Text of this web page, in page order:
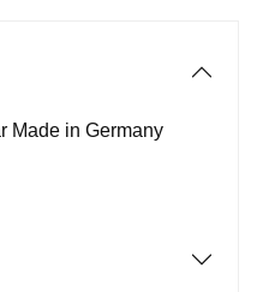
Made in Germany